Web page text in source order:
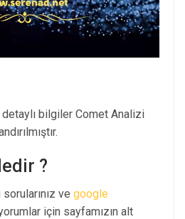
bilgiler Comet Analizi
?
ve google
için sayfamızın alt